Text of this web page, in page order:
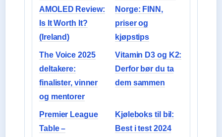
AMOLED Review:
Is It Worth It?
(Ireland)
Norge: FINN,
priser og
kjøpstips
The Voice 2025
deltakere:
finalister, vinner
og mentorer
Vitamin D3 og K2:
Derfor bør du ta
dem sammen
Premier League
Table –
Kjøleboks til bil:
Best i test 2024